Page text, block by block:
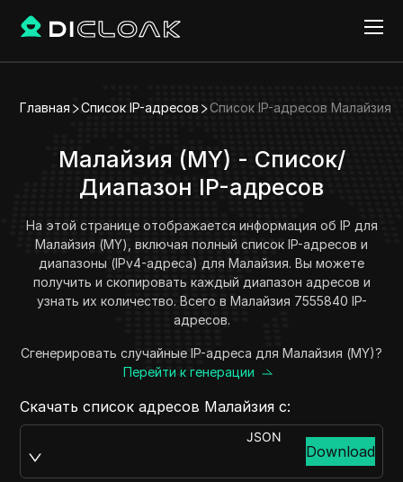
Главная Список IP-адресов Список IP-адресов Малайзия
Малайзия (MY) - Список/
Диапазон IP-адресов
На этой странице отображается информация об IP для
Малайзия (MY), включая полный список IP-адресов и
диапазоны (IPv4-адреса) для Малайзия. Вы можете
получить и скопировать каждый диапазон адресов и
узнать их количество. Всего в Малайзия 7555840 IP-
адресов.
Сгенерировать случайные IP-адреса для Малайзия (MY)?
Перейти к генерации
Скачать список адресов Малайзия с:
JSON
Download